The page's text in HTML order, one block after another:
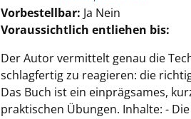
Vorbestellbar: Ja Nein
Voraussichtlich entliehen bis:
Der Autor vermittelt genau die
schlagfertig zu reagieren: die
Das Buch ist ein einprägsames,
praktischen Übungen. Inhalte: -